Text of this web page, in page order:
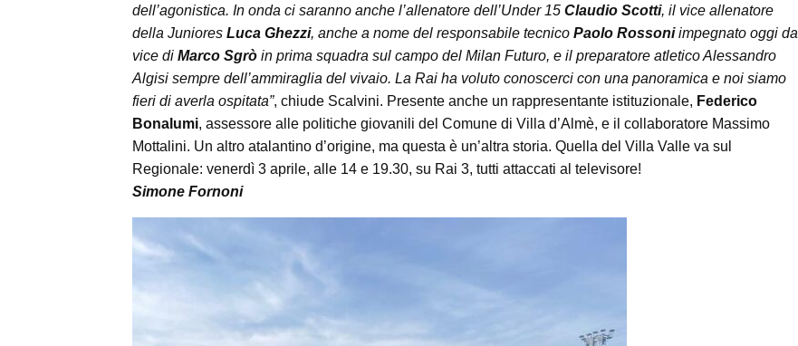
dell’agonistica. In onda ci saranno anche l’allenatore dell’Under 15 Claudio Scotti, il vice allenatore
della Juniores Luca Ghezzi, anche a nome del responsabile tecnico Paolo Rossoniimpegnato oggi da
vice di Marco Sgrò in prima squadra sul campo del Milan Futuro, e il preparatore atletico Alessandro
Algisi sempre dell’ammiraglia del vivaio. La Rai ha voluto conoscerci con una panoramica e noi siamo
fieri di averla ospitata”, chiude Scalvini. Presente anche un rappresentante istituzionale, Federico
Bonalumi, assessore alle politiche giovanili del Comune di Villa d’Almè, e il collaboratore Massimo
Mottalini. Un altro atalantino d’origine, ma questa è un’altra storia. Quella del Villa Valle va sul
Regionale: venerdì 3 aprile, alle 14 e 19.30, su Rai 3, tutti attaccati al televisore!
Simone Fornoni